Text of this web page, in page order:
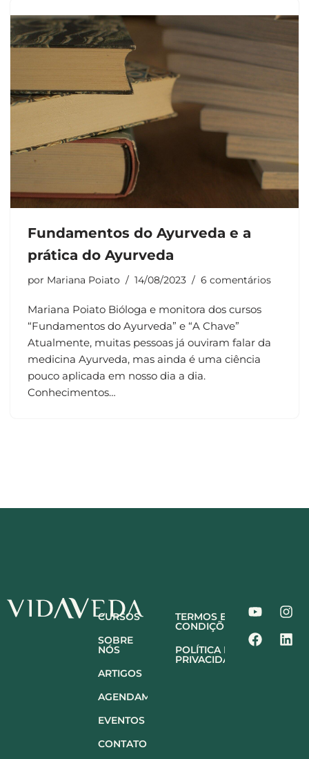
Fundamentos do Ayurveda e a
prática do Ayurveda
por Mariana Poiato 14/08/2023 6 comentários
Mariana Poiato Bióloga e monitora dos cursos
“Fundamentos do Ayurveda” e “A Chave”
Atualmente, muitas pessoas já ouviram falar da
medicina Ayurveda, mas ainda é uma ciência
pouco aplicada em nosso dia a dia.
Conhecimentos…
CURSOS
SOBRE
NÓS
ARTIGOS
AGENDAMENTO
EVENTOS
CONTATO
TERMOS E
CONDIÇÕES
POLÍTICA DE
PRIVACIDADE